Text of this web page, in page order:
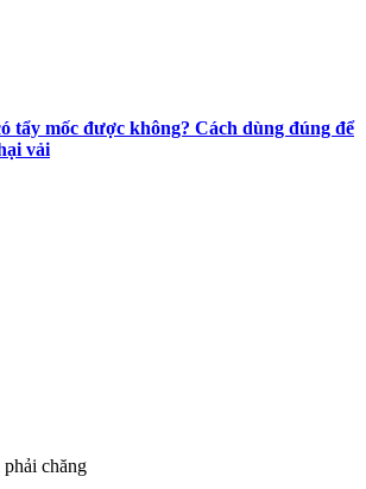
tẩy mốc được không? Cách dùng đúng để
vải
chăng